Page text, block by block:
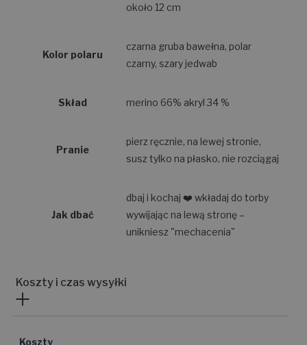
około 12 cm
Kolor polaru
czarna gruba bawełna, polar
czarny, szary jedwab
Skład merino 66% akryl 34 %
Pranie
pierz ręcznie, na lewej stronie,
susz tylko na płasko, nie rozciągaj
Jak dbać
dbaj i kochaj ❤️ wkładaj do torby
wywijając na lewą stronę –
unikniesz "mechacenia"
Koszty i czas wysyłki
Koszty